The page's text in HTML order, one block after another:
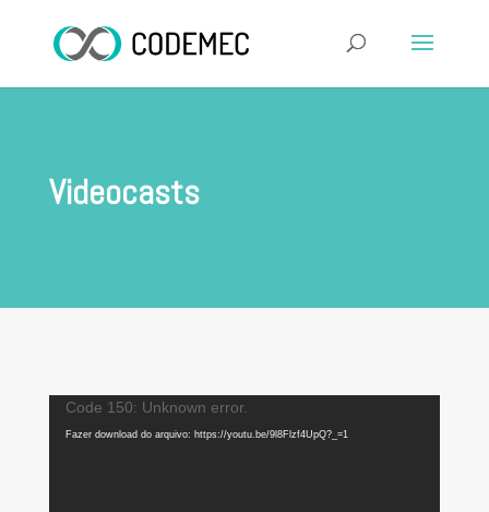
Videocasts
Tocador
Code 150: Unknown error.
Fazer download do arquivo: https://youtu.be/9l8Flzf4UpQ?_=1